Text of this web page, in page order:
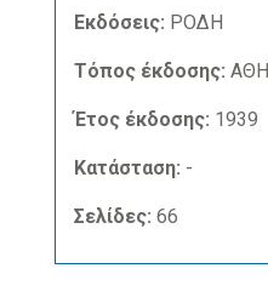
Εκδόσεις: ΡΟΔΗ
Τόπος έκδοσης:
Έτος έκδοσης: 1939
Κατάσταση: -
Σελίδες: 66